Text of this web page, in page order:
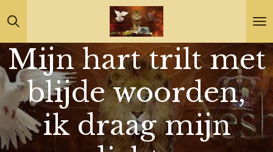
Ga
direct
naar
de
hoofdinhoud
Mijn hart trilt met
blijde woorden,
ik draag mijn